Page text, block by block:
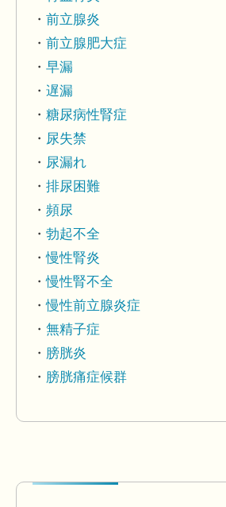
前立腺炎
前立腺肥大症
早漏
遅漏
糖尿病性腎症
尿失禁
尿漏れ
排尿困難
頻尿
勃起不全
慢性腎炎
慢性腎不全
慢性前立腺炎症
無精子症
膀胱炎
膀胱痛症候群